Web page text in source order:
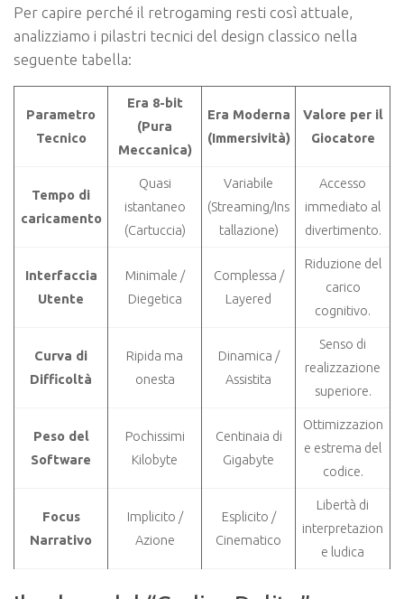
Per capire perché il retrogaming resti così attuale,
analizziamo i pilastri tecnici del design classico nella
seguente tabella:
Parametro
Tecnico
Era 8-bit
(Pura
Meccanica)
Era Moderna
(Immersività)
Valore per il
Giocatore
Tempo di
caricamento
Quasi
istantaneo
(Cartuccia)
Variabile
(Streaming/Ins
tallazione)
Accesso
immediato al
divertimento.
Interfaccia
Utente
Minimale /
Diegetica
Complessa /
Layered
Riduzione del
carico
cognitivo.
Curva di
Difficoltà
Ripida ma
onesta
Dinamica /
Assistita
Senso di
realizzazione
superiore.
Peso del
Software
Pochissimi
Kilobyte
Centinaia di
Gigabyte
Ottimizzazion
e estrema del
codice.
Focus
Narrativo
Implicito /
Azione
Esplicito /
Cinematico
Libertà di
interpretazion
e ludica